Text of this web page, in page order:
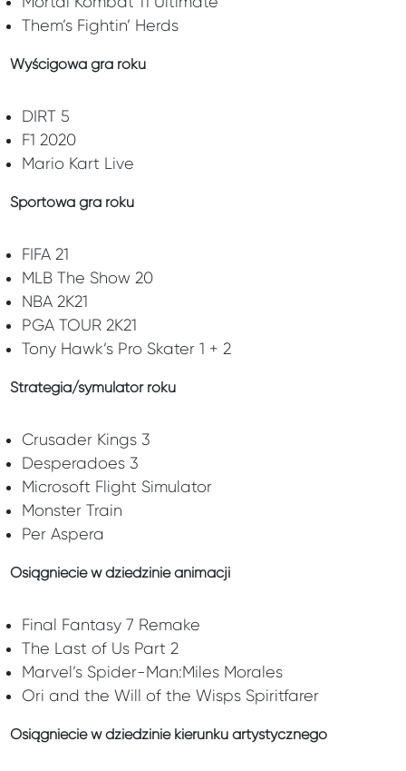
Them’s Fightin’ Herds
Wyścigowa gra roku
DIRT 5
F1 2020
Mario Kart Live
Sportowa gra roku
FIFA 21
MLB The Show 20
NBA 2K21
PGA TOUR 2K21
Tony Hawk’s Pro Skater 1 + 2
Strategia/symulator roku
Crusader Kings 3
Desperadoes 3
Microsoft Flight Simulator
Monster Train
Per Aspera
Osiągniecie w dziedzinie animacji
Final Fantasy 7 Remake
The Last of Us Part 2
Marvel’s Spider-Man:Miles Morales
Ori and the Will of the Wisps Spiritfarer
Osiągniecie w dziedzinie kierunku artystycznego